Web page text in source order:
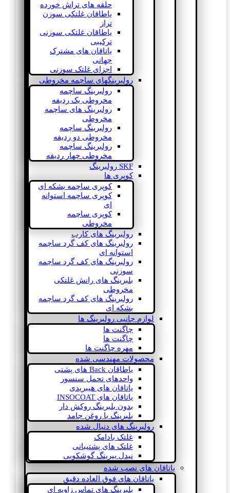
حلقه های تراش خورده
یاطاقان غلتکی سوزن
تراز
یاطاقان غلتکی سوزنی
ترکیبی
یاتاقان های مشترک
جهانی
اجزای غلتک سوزنی
رولبرینگهای ساچمه مخروطی
رولبرینگ ساچمه
مخروطی یک ردیفه
رولبرینگ های ساچمه
مخروطی
رولبرینگ ساچمه
مخروطی دو ردیفه
رولبرینگ ساچمه
مخروطی چهار ردیفه
SKF رولبرینگ
کوپری ها
کوپری ساچمه بشکه ای
کوپری ساچمه استوانه
ای
کوپری ساچمه
مخروطی
رولبرینگ های کارب
رولبرینگ های کف گرد ساچمه
استوانه ای
رولبرینگ های کف گرد ساچمه
سوزنی
بلبرینگ های رانش غلتکی
مخروطی
رولبرینگ های کف گرد ساچمه
بشکه ای
لوازم جانبی رولبرینگ ها
چاگنت ها
چاگنت ها
مهره چاگنت ها
محصولات مهندسی شده
یاطاقان Back های پشتی
واحدهای تحمل سنسور
یاتاقان های هیبریدی
یاتاقان های INSOCOAT
بدون بلبرینگ روکش دار
بلبرینگ با روغن جامد
رولبرینگ های دنبال شده
غلتک بادامک
غلتک های پشتیبانی
نیدل بیرینگ گوشکوبی
یاتاقان های نصب شده
یاتاقان های فوق العاده دقیق
بلبرینگ های تماس زاویه ای